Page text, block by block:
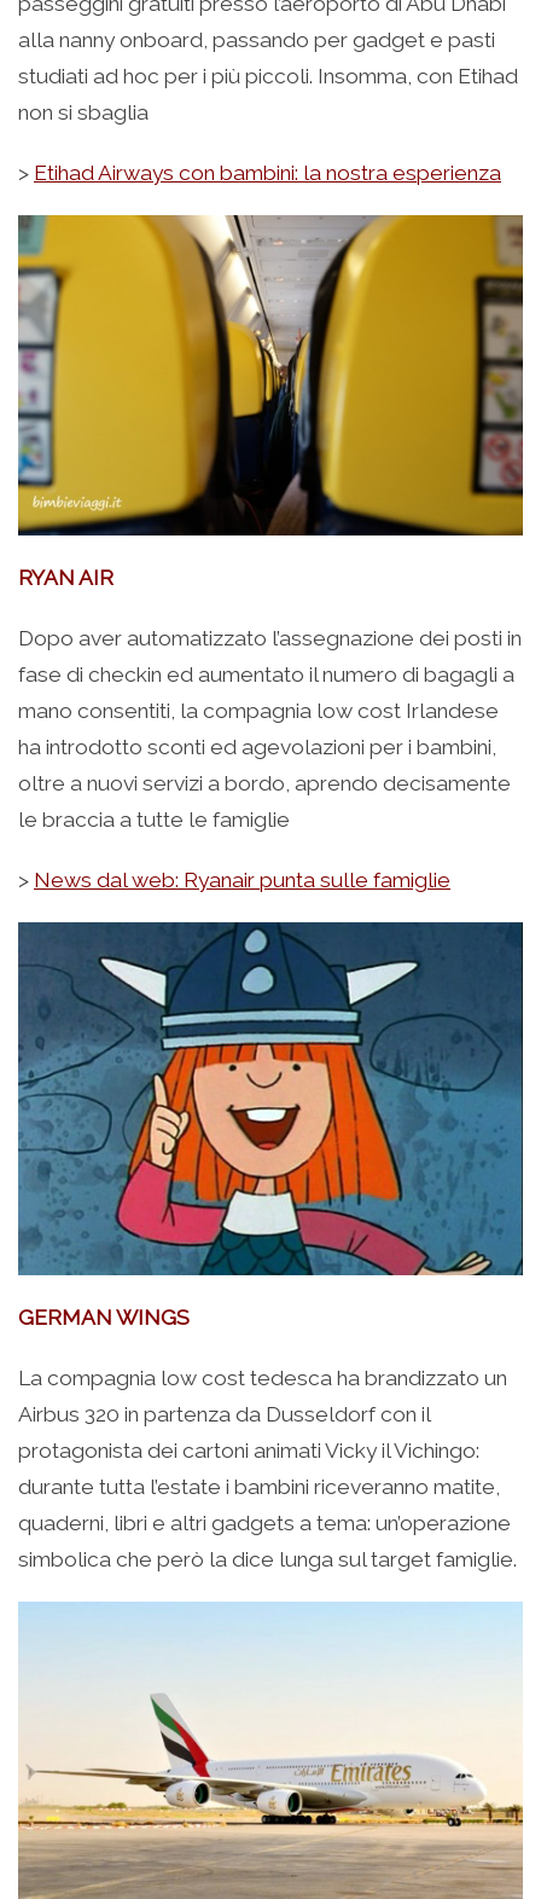
alla nanny onboard, passando per gadget e pasti
studiati ad hoc per i più piccoli. Insomma, con Etihad
non si sbaglia
> Etihad Airways con bambini: la nostra esperienza
RYAN AIR
Dopo aver automatizzato l’assegnazione dei posti in
fase di checkin ed aumentato il numero di bagagli a
mano consentiti, la compagnia low cost Irlandese
ha introdotto sconti ed agevolazioni per i bambini,
oltre a nuovi servizi a bordo, aprendo decisamente
le braccia a tutte le famiglie
> News dal web: Ryanair punta sulle famiglie
GERMAN WINGS
La compagnia low cost tedesca ha brandizzato un
Airbus 320 in partenza da Dusseldorf con il
protagonista dei cartoni animati Vicky il Vichingo:
durante tutta l’estate i bambini riceveranno matite,
quaderni, libri e altri gadgets a tema: un’operazione
simbolica che però la dice lunga sul target famiglie.